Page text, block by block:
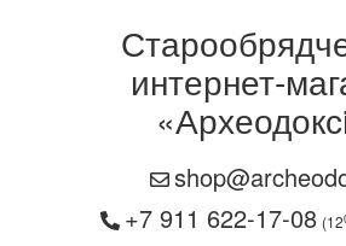
интернет-
+7 911 622-17-08 (12